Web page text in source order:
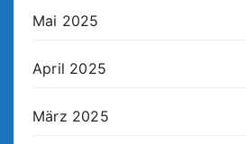
Mai 2025
April 2025
März 2025